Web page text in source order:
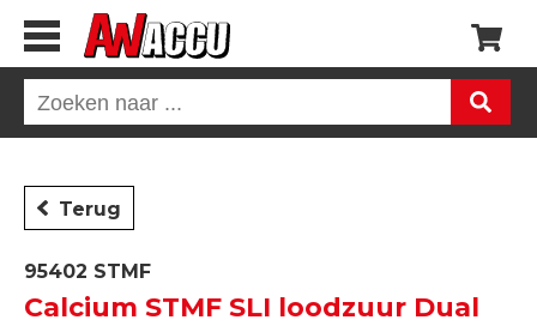
Terug
95402 STMF
Calcium STMF SLI loodzuur Dual